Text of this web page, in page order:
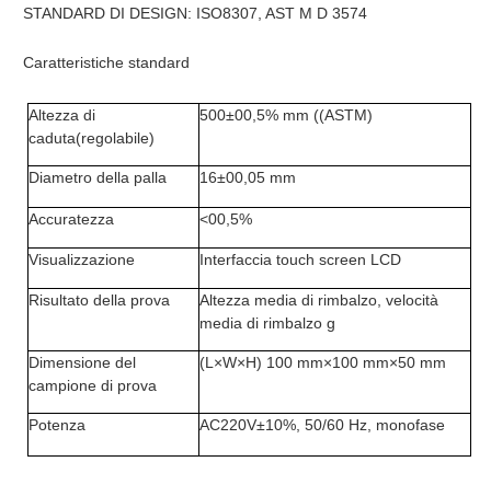
STANDARD DI DESIGN: ISO8307, AST M D 3574
Caratteristiche standard
Altezza di
caduta(regolabile)
500±00,5% mm ((ASTM)
Diametro della palla 16±00,05 mm
Accuratezza <00,5%
Visualizzazione Interfaccia touch screen LCD
Risultato della prova
Altezza media di rimbalzo, velocità
media di rimbalzo g
Dimensione del
campione di prova
(L×W×H) 100 mm×100 mm×50 mm
Potenza AC220V±10%, 50/60 Hz, monofase